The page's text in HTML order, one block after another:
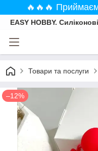
🔥🔥🔥
EASY HOBBY.
Товари та послуги
–12%